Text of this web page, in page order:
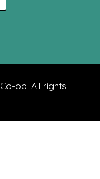
op. All rights